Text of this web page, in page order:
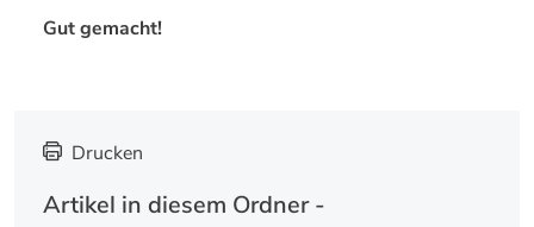
Gut gemacht!
Drucken
Artikel in diesem Ordner -